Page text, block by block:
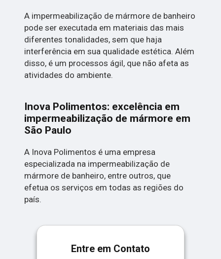
A impermeabilização de mármore de banheiro
pode ser executada em materiais das mais
diferentes tonalidades, sem que haja
interferência em sua qualidade estética. Além
disso, é um processos ágil, que não afeta as
atividades do ambiente.
Inova Polimentos: excelência em
impermeabilização de mármore em
São Paulo
A Inova Polimentos é uma empresa
especializada na impermeabilização de
mármore de banheiro, entre outros, que
efetua os serviços em todas as regiões do
país.
Entre em Contato